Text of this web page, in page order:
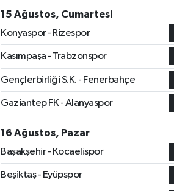
15 Ağustos, Cumartesi
Konyaspor - Rizespor
Kasımpaşa - Trabzonspor
Gençlerbirliği S.K. - Fenerbahçe
Gaziantep FK - Alanyaspor
16 Ağustos, Pazar
Başakşehir - Kocaelispor
Beşiktaş - Eyüpspor